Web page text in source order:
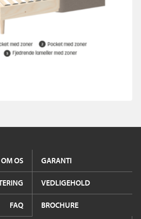
OM OS GARANTI
VEDLIGEHOLD
FAQ BROCHURE